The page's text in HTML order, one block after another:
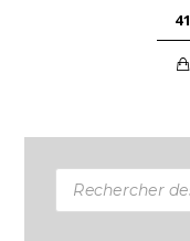
Recherche
de
produits